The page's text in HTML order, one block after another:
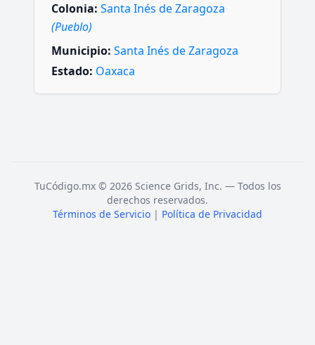
Colonia: Santa Inés de Zaragoza
(Pueblo)
Municipio: Santa Inés de Zaragoza
Estado: Oaxaca
TuCódigo.mx © 2026 Science Grids, Inc. — Todos los
derechos reservados.
Términos de Servicio | Política de Privacidad